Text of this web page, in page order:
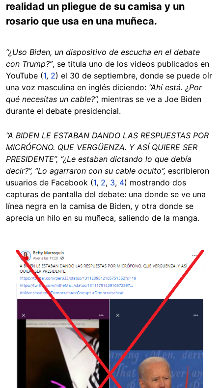
realidad un pliegue de su camisa y un
rosario que usa en una muñeca.
“¿Uso Biden, un dispositivo de escucha en el debate
con Trump?”, se titula uno de los videos publicados en
YouTube (1, 2) el 30 de septiembre, donde se puede oír
una voz masculina en inglés diciendo: “Ahí está. ¿Por
qué necesitas un cable?”, mientras se ve a Joe Biden
durante el debate presidencial.
“A BIDEN LE ESTABAN DANDO LAS RESPUESTAS POR
MICRÓFONO. QUE VERGÜENZA. Y ASÍ QUIERE SER
PRESIDENTE”, “¿Le estaban dictando lo que debía
decir?”, “Lo agarraron con su cable oculto”, escribieron
usuarios de Facebook (1, 2, 3, 4) mostrando dos
capturas de pantalla del debate: una donde se ve una
línea negra en la camisa de Biden, y otra donde se
aprecia un hilo en su muñeca, saliendo de la manga.
Image